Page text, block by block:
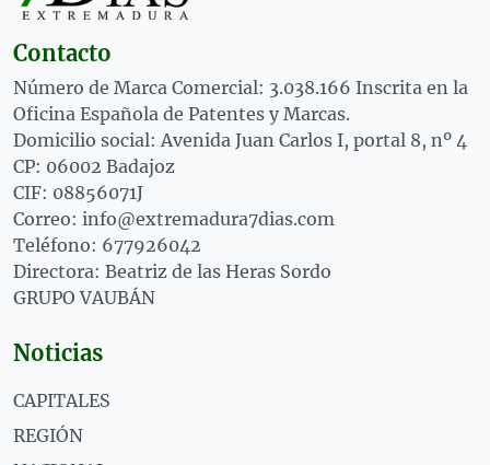
Contacto
Número de Marca Comercial: 3.038.166 Inscrita en la
Oficina Española de Patentes y Marcas.
Domicilio social: Avenida Juan Carlos I, portal 8, nº 4
CP: 06002 Badajoz
CIF: 08856071J
Correo: info@extremadura7dias.com
Teléfono: 677926042
Directora: Beatriz de las Heras Sordo
GRUPO VAUBÁN
Noticias
CAPITALES
REGIÓN